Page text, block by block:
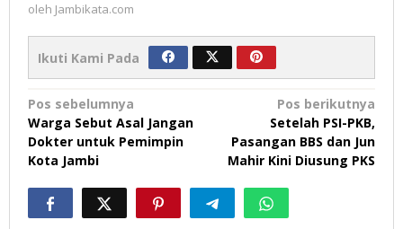
oleh Jambikata.com
Ikuti Kami Pada
Navigasi
pos
Pos sebelumnya
Warga Sebut Asal Jangan
Dokter untuk Pemimpin
Kota Jambi
Pos berikutnya
Setelah PSI-PKB,
Pasangan BBS dan Jun
Mahir Kini Diusung PKS